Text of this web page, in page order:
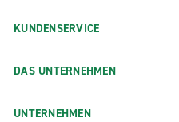
KUNDENSERVICE
DAS UNTERNEHMEN
UNTERNEHMEN